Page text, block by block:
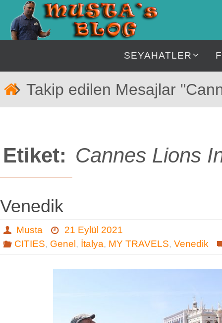
İçeriğe
geç
SEYAHATLER
Takip edilen Mesajlar
Etiket: Cannes Lions
Venedik
Musta
21 Eylül 2021
CITIES, Genel , İtalya, MY TRAVELS, Venedik